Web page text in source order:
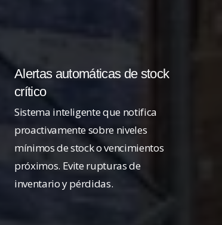
Alertas automáticas de stock
crítico
Sistema inteligente que notifica
proactivamente sobre niveles
mínimos de stock o vencimientos
próximos. Evite rupturas de
inventario y pérdidas.